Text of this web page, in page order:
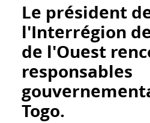
Le président
l'Interrégion
de l'Ouest
responsables
Togo.